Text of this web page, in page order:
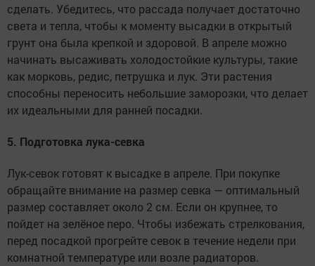
сделать. Убедитесь, что рассада получает достаточно
света и тепла, чтобы к моменту высадки в открытый
грунт она была крепкой и здоровой. В апреле можно
начинать высаживать холодостойкие культуры, такие
как морковь, редис, петрушка и лук. Эти растения
способны переносить небольшие заморозки, что делает
их идеальными для ранней посадки.
5. Подготовка лука-севка
Лук-севок готовят к высадке в апреле. При покупке
обращайте внимание на размер севка — оптимальный
размер составляет около 2 см. Если он крупнее, то
пойдет на зелёное перо. Чтобы избежать стрелкования,
перед посадкой прогрейте севок в течение недели при
комнатной температуре или возле радиаторов.